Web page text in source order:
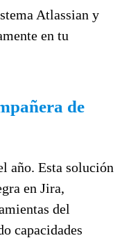
Atlassian y
en tu
de
año. Esta solución
en Jira,
del
capacidades